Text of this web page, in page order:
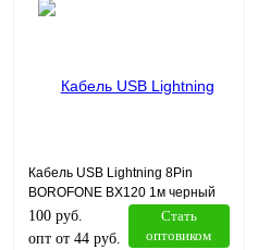
Кабель USB Lightning 8Pin
BOROFONE BX120 1м черный
100 руб.
опт от 44 руб.
Стать
оптовиком